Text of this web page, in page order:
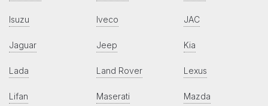
Isuzu Iveco JAC
Jaguar Jeep Kia
Lada Land Rover Lexus
Lifan Maserati Mazda